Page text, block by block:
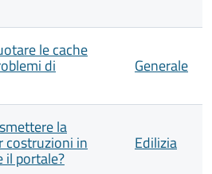
le cache
di Generale
la
costruzioni in
il portale?
Edilizia